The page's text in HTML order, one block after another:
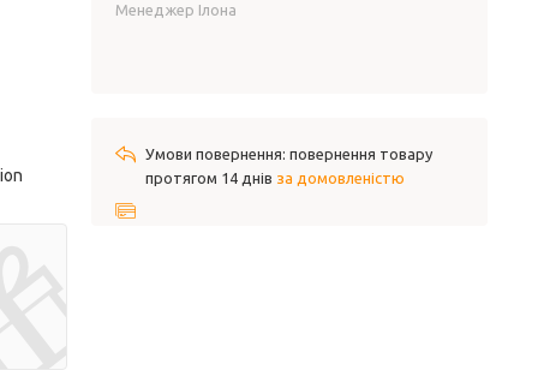
Менеджер Ілона
повернення товару
протягом 14 днів за домовленістю